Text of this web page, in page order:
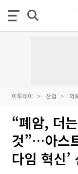
이투데이 산업 의
“폐암, 더
것”…아스
다임 혁신’